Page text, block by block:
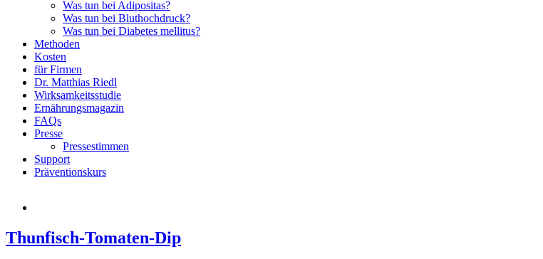
Was tun bei Adipositas?
Was tun bei Bluthochdruck?
Was tun bei Diabetes mellitus?
Methoden
Kosten
für Firmen
Dr. Matthias Riedl
Wirksamkeitsstudie
Ernährungsmagazin
FAQs
Presse
Pressestimmen
Support
Präventionskurs
Thunfisch-Tomaten-Dip